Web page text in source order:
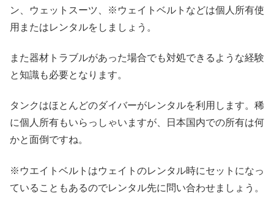
ン、ウェットスーツ、※ウェイトベルトなどは個人所有使
用またはレンタルをしましょう。
また器材トラブルがあった場合でも対処できるような経験
と知識も必要となります。
タンクはほとんどのダイバーがレンタルを利用します。稀
に個人所有もいらっしゃいますが、日本国内での所有は何
かと面倒ですね。
※ウエイトベルトはウェイトのレンタル時にセットになっ
ていることもあるのでレンタル先に問い合わせましょう。